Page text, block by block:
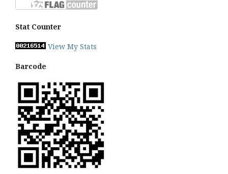
Stat Counter
View My Stats
Barcode